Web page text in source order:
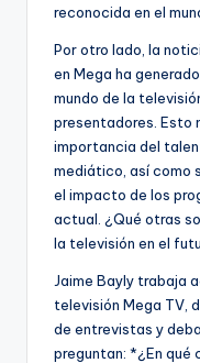
reconocida en el
Por otro lado, la
en Mega ha
mundo de la
presentadores. Esto
importancia del
mediático, así como
el impacto de los
actual. ¿Qué otras
la televisión en el
Jaime Bayly trabaja
televisión Mega TV,
de entrevistas y
preguntan: *¿En qué